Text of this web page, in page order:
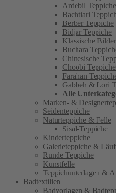
Ardebil Teppiche
Bachtiari
Berber Teppiche
Bidjar Teppiche
Klassische
Buchara
Chinesische
Choobi Teppiche
Farahan
Gabbeh & Lori
Alle
Marken- &
Seidenteppiche
Naturteppiche & Felle
Sisal-Teppiche
Kinderteppiche
Galerieteppiche &
Runde Teppiche
Kunstfelle
Teppichunterlagen &
Badtextilien
Badvorlagen &